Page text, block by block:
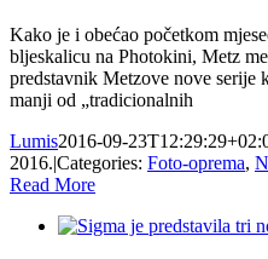
Kako je i obećao početkom
bljeskalicu na Photokini, Metz
predstavnik Metzove nove serije
manji od „tradicionalnih
Lumis2016-09-
2016.|Categories: Foto-oprema,
Read More